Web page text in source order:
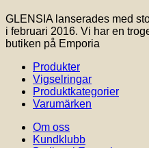
GLENSIA lanserades med
i februari 2016. Vi har en
butiken på Emporia
Produkter
Vigselringar
Produktkategorier
Varumärken
Om oss
Kundklubb